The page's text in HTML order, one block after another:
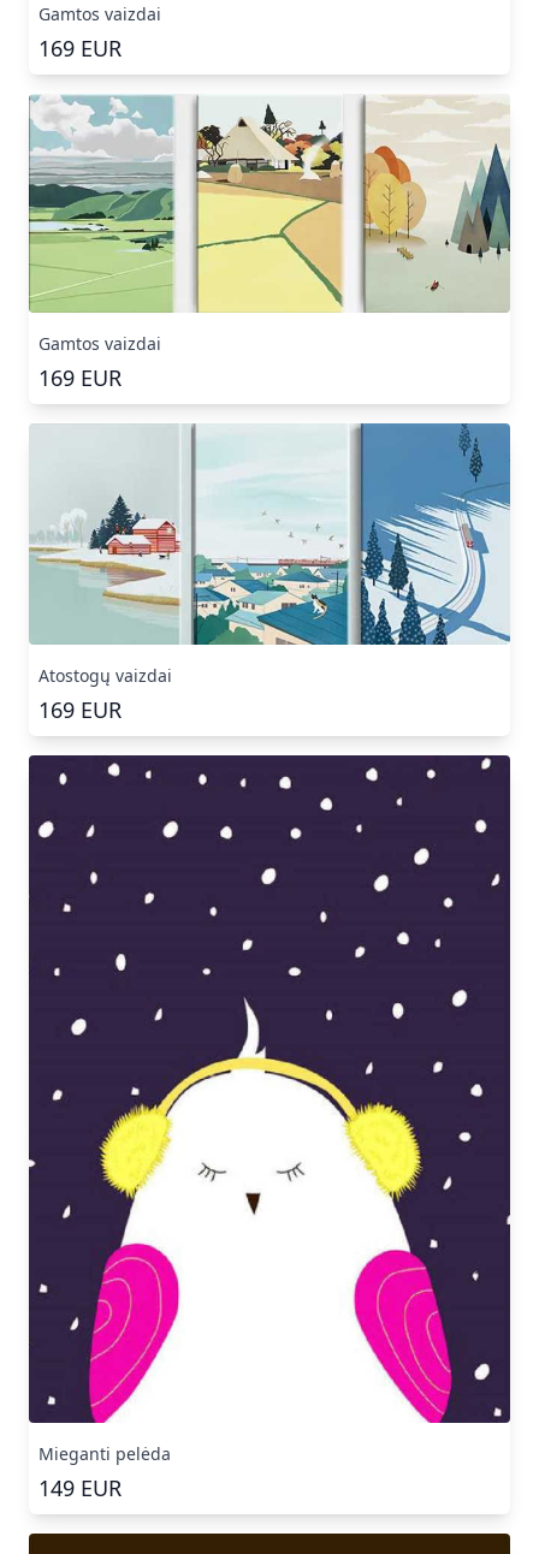
Gamtos vaizdai
169 EUR
Gamtos vaizdai
169 EUR
Atostogų vaizdai
169 EUR
Mieganti pelėda
149 EUR